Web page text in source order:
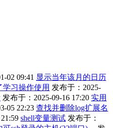
02 09:41 显示当年该月的日历
学习操作使用 发布于：2025-
发布于：2025-09-16 17:20 实用
05 22:23 查找并删除log扩展名
shell变量测试 发布于：